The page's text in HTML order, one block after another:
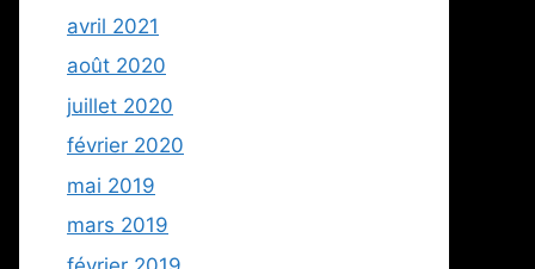
avril 2021
août 2020
juillet 2020
février 2020
mai 2019
mars 2019